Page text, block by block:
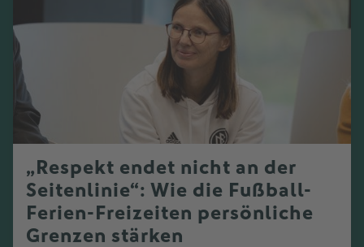
„Respekt endet nicht an der
Seitenlinie“: Wie die Fußball-
Ferien-Freizeiten persönliche
Grenzen stärken